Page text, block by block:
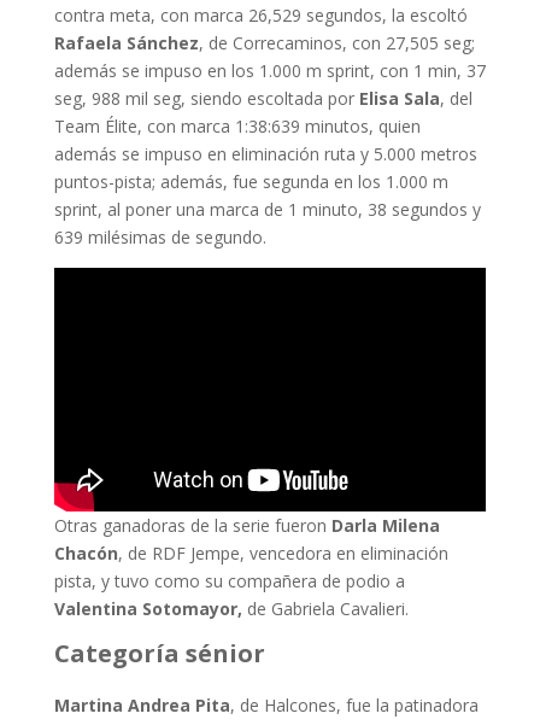
contra meta, con marca 26,529 segundos, la escoltó
Rafaela Sánchez, de Correcaminos, con 27,505 seg;
además se impuso en los 1.000 m sprint, con 1 min, 37
seg, 988 mil seg, siendo escoltada por Elisa Sala, del
Team Élite, con marca 1:38:639 minutos, quien
además se impuso en eliminación ruta y 5.000 metros
puntos-pista; además, fue segunda en los 1.000 m
sprint, al poner una marca de 1 minuto, 38 segundos y
639 milésimas de segundo.
Otras ganadoras de la serie fueron Darla Milena
Chacón, de RDF Jempe, vencedora en eliminación
pista, y tuvo como su compañera de podio a
Valentina Sotomayor, de Gabriela Cavalieri.
Categoría sénior
Martina Andrea Pita, de Halcones, fue la patinadora